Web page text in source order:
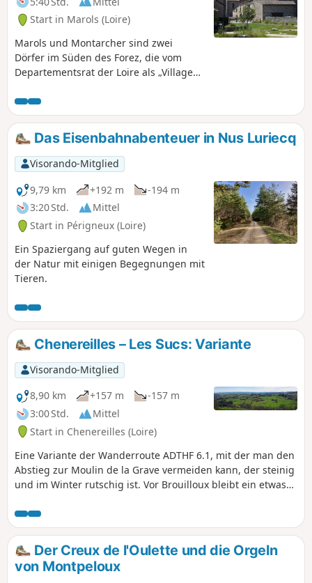
Start in Marols (Loire)
Marols und Montarcher sind zwei
Dörfer im Süden des Forez, die vom
Departementsrat der Loire als „Villages
mit Charakter) ausgezeichnet wurden.
Beide verfügen über eine gut erhaltene
mittelalterliche Architektur,
insbesondere ihre Wehrkirchen.
Montarcher ist ein kleines Dorf auf
einem Felsvorsprung und bietet einen
herrlichen Panoramablick vom Mont
Blanc bis zum Mont Mézenc. Die
Wanderung führt hauptsächlich durch
den Wald und folgt teilweise dem
„Chemin des Brigands” (Weg der
Räuber).
Das Eisenbahnabenteuer in Nus Luriecq
Visorando-Mitglied
9,79 km
+192 m
-194 m
3:20 Std.
Mittel
Start in Périgneux (Loire)
Ein Spaziergang auf guten Wegen in
der Natur mit einigen Begegnungen mit
Tieren.
Chenereilles – Les Sucs: Variante
Visorando-Mitglied
8,90 km
+157 m
-157 m
3:00 Std.
Mittel
Start in Chenereilles (Loire)
Eine Variante der Wanderroute ADTHF 6.1, mit der man den
Abstieg zur Moulin de la Grave vermeiden kann, der steinig
und im Winter rutschig ist. Vor Brouilloux bleibt ein etwas
Spaziergang zwischen den Weilern von Chenereilles mit
schönen Ausblicken auf die Ebene und die Monts du
Lyonnais.Der Creux de l'Oulette und die Orgeln
von Montpeloux